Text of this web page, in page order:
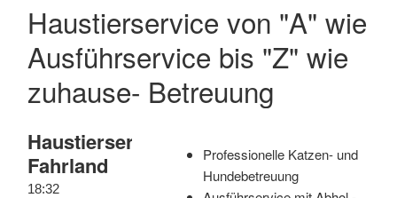
Haustierservice von "A" wie
Ausführservice bis "Z" wie
zuhause- Betreuung
Haustierservice
Fahrland
18:32
Professionelle Katzen- und
Hundebetreuung